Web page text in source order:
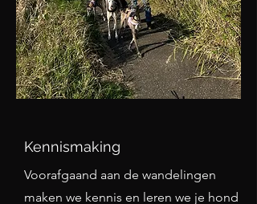
Kennismaking
Voorafgaand aan de wandelingen
maken we kennis en leren we je hond